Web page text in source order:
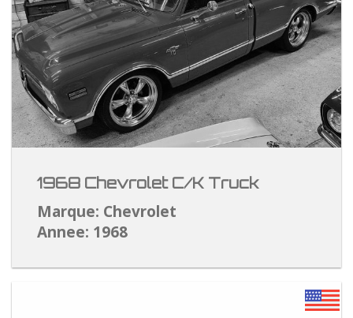
1968 Chevrolet C/K Truck
Marque: Chevrolet
Annee: 1968